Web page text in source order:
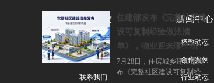
公共收益等核心财务信息，物
业信息公示缺位成为全行业共
性短板。
住建部发布《完整社区建
设可复制经验做法清
单》，物业迎来哪些机
遇？
7月28日，住房城乡建设部发
布《完整社区建设可复制经验
极致动态
合作案例
行业动态
公司简介
荣誉与资质
联系我们
关于极致 新闻中心